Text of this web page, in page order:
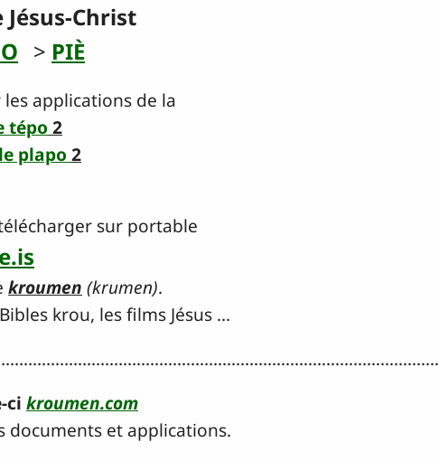
Christ
> PIÈ
applications de la
tépo 2
plapo 2
sur portable
kroumen (krumen).
krou, les films Jésus ...
ci kroumen.com
et applications.